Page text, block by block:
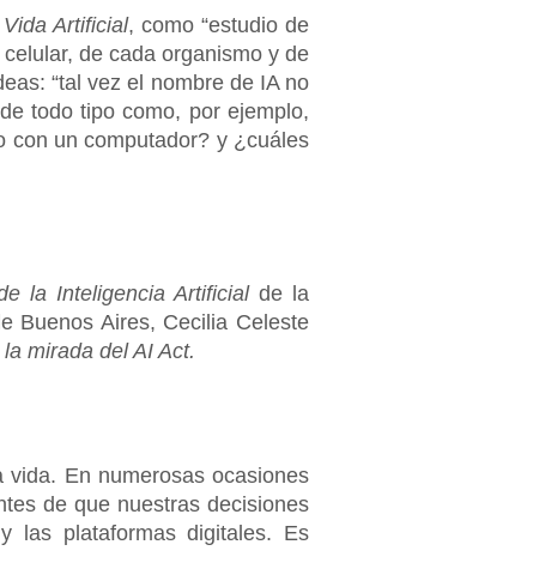
Vida Artificial, como “estudio de
de cada organismo y de
“tal vez el nombre de IA no
todo tipo como, por ejemplo,
con un computador? y ¿cuáles
la Inteligencia Artificialde la
Buenos Aires, Cecilia Celeste
mirada del AI Act.
En numerosas ocasiones
de que nuestras decisiones
las plataformas digitales. Es